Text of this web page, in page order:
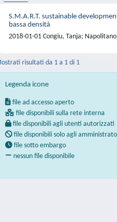
S.M.A.R.T. sustainable
bassa densità
2018-01-01 Congiu, Tanja;
risultati da 1 a 1 di 1
Legenda icone
file ad accesso aperto
file disponibili sulla rete interna
file disponibili agli utenti autorizzati
file disponibili solo agli
file sotto embargo
nessun file disponibile